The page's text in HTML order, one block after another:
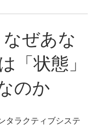
ぜあな
「状態」
のか
タラクティブシステ